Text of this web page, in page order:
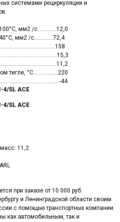
системами рециркуляции и
мм2 /с.............12,0
мм2 /с.............72,4
тигле, °С.................220
44
4/SL ACE
4/SL ACE
масс: 11,2
при заказе от 10 000 руб.
и Ленинградской области своим
с помощью транспортных компании.
как автомобильным, так и
Петербург, ш.Революции,
лит.А, пом.22-Н, офис 310
448-86-36
9.00-18.00